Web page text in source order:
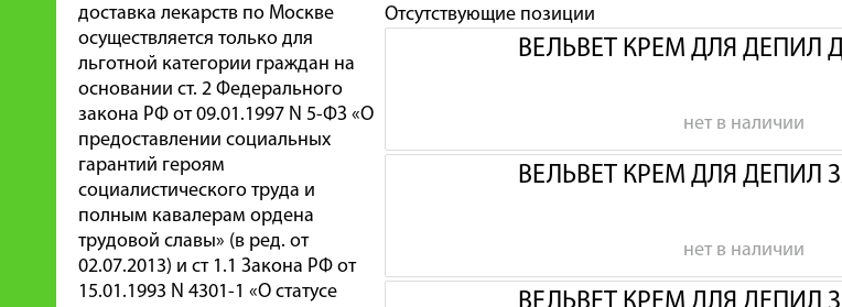
доставка лекарств по Москве
осуществляется только для
льготной категории граждан на
основании ст. 2 Федерального
закона РФ от 09.01.1997 N 5-ФЗ «О
предоставлении социальных
гарантий героям
социалистического труда и
полным кавалерам ордена
трудовой славы» (в ред. от
02.07.2013) и ст 1.1 Закона РФ от
15.01.1993 N 4301-1 «О статусе
Отсутствующие позиции
ВЕЛЬВЕТ КРЕМ ДЛЯ ДЕПИЛ
нет в наличии
ВЕЛЬВЕТ КРЕМ ДЛЯ ДЕПИЛ
нет в наличии